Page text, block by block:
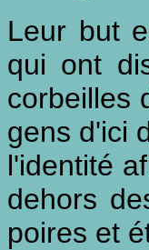
Leur but
qui ont
corbeilles
gens d'ici
l'identité
dehors
poires et